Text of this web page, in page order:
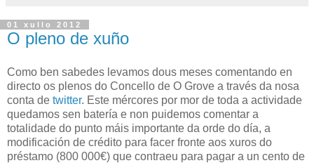
01 xullo 2012
O pleno de xuño
Como ben sabedes levamos dous meses comentando en
directo os plenos do Concello de O Grove a través da nosa
conta de twitter. Este mércores por mor de toda a actividade
quedamos sen batería e non puidemos comentar a
totalidade do punto máis importante da orde do día, a
modificación de crédito para facer fronte aos xuros do
préstamo (800 000€) que contraeu para pagar a un cento de